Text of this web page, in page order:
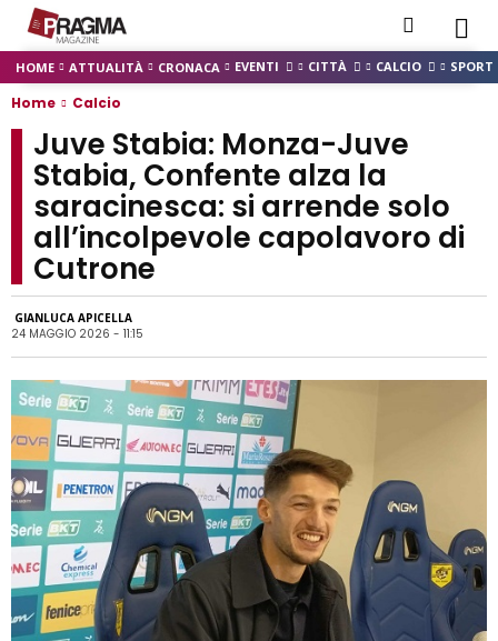
HOME ATTUALITÀ CRONACA EVENTI CITTÀ CALCIO SPORT
Home Calcio
Juve Stabia: Monza-Juve
Stabia, Confente alza la
saracinesca: si arrende solo
all’incolpevole capolavoro di
Cutrone
GIANLUCA APICELLA
24 MAGGIO 2026 - 11:15